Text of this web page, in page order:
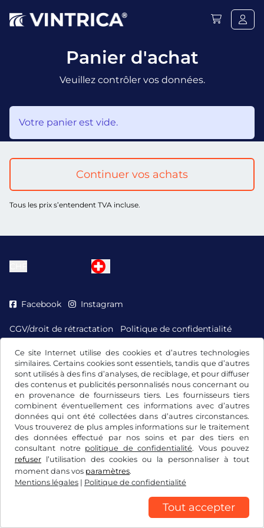
Ce site Internet utilise des cookies et d’autres technologies
similaires. Certains cookies sont essentiels, tandis que d’autres
sont utilisés à des fins d’analyses, de reciblage, et pour diffuser
des contenus et publicités personnalisés nous concernant ou
en provenance de fournisseurs tiers. Les fournisseurs tiers
combinent éventuellement ces informations avec d’autres
données qui ont été collectées dans d’autres circonstances.
Vous trouverez de plus amples informations sur le traitement
des données effectué par nos soins et par des tiers en
consultant notre politique de confidentialité. Vous pouvez
refuser l’utilisation des cookies ou la personnaliser à tout
moment dans vos paramètres.
Mentions légales | Politique de confidentialité
Tout accepter
Panier d'achat
Veuillez contrôler vos données.
Votre panier est vide.
Continuer vos achats
Tous les prix s’entendent TVA incluse.
Facebook Instagram
CGV/droit de rétractation
Politique de confidentialité